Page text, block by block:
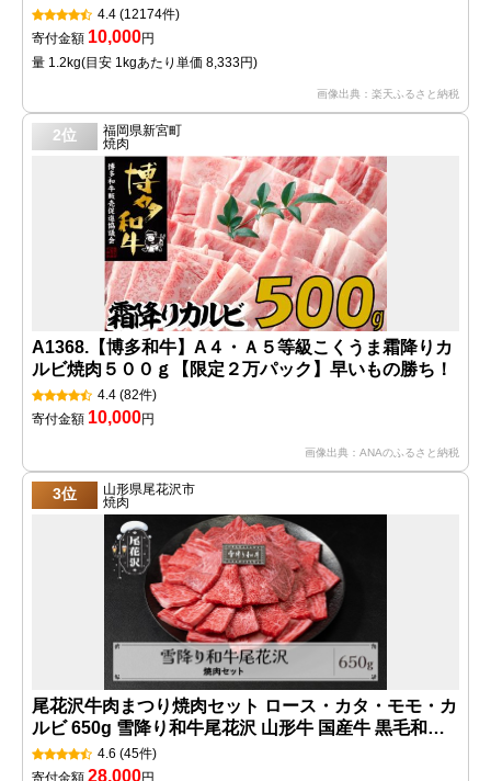
和牛 ｣ タレ漬400g3P 焼肉用 タレ 付( ふるさと納税 訳
あり ふるさと納税 肉 赤身 ふるさと納税 牛肉 小分け
焼き肉 牛 焼肉セット 別海町 )
4.4 (12174件)
寄付金額 10,000円
量 1.2kg(目安 1kgあたり単価 8,333円)
画像出典：楽天ふるさと納税
2位
福岡県新宮町
焼肉
A1368.【博多和牛】A４・Ａ５等級こくうま霜降りカ
ルビ焼肉５００ｇ【限定２万パック】早いもの勝ち！
4.4 (82件)
寄付金額 10,000円
画像出典：ANAのふるさと納税
3位
山形県尾花沢市
焼肉
尾花沢牛肉まつり焼肉セット ロース・カタ・モモ・カ
ルビ 650g 雪降り和牛尾花沢 山形牛 国産牛 黒毛和牛
雪降り和牛 肉 お肉 ブランド牛 焼肉 焼き肉 食べ比べ
冷凍 高級 贅沢 バーベキュー 送料無料 ja-yomyx650
4.6 (45件)
28,000